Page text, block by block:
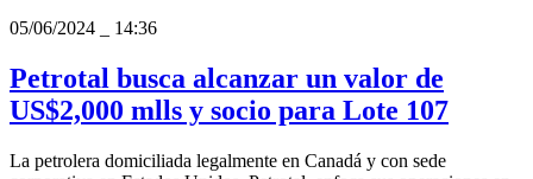
05/06/2024
14:36
Petrotal busca alcanzar un valor de
US$2,000 mlls y socio para Lote 107
La petrolera domiciliada legalmente en Canadá y con sede